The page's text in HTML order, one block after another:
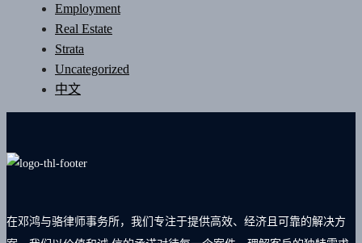
Employment
Real Estate
Strata
Uncategorized
中文
在邓鸿与骆律师事务所，我们专注于提供高效、经济且可靠的解决方